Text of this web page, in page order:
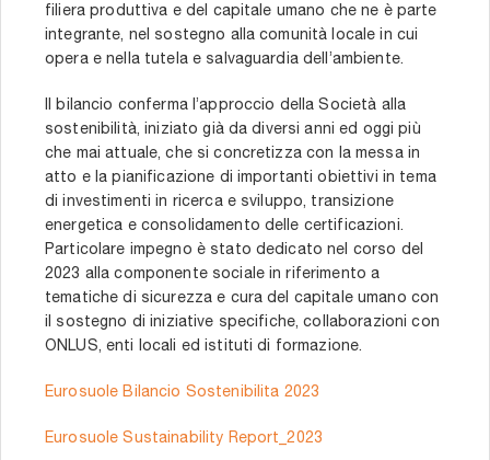
filiera produttiva e del capitale umano che ne è parte
integrante, nel sostegno alla comunità locale in cui
opera e nella tutela e salvaguardia dell’ambiente.
Il bilancio conferma l’approccio della Società alla
sostenibilità, iniziato già da diversi anni ed oggi più
che mai attuale, che si concretizza con la messa in
atto e la pianificazione di importanti obiettivi in tema
di investimenti in ricerca e sviluppo, transizione
energetica e consolidamento delle certificazioni.
Particolare impegno è stato dedicato nel corso del
2023 alla componente sociale in riferimento a
tematiche di sicurezza e cura del capitale umano con
il sostegno di iniziative specifiche, collaborazioni con
ONLUS, enti locali ed istituti di formazione.
Eurosuole Bilancio Sostenibilita 2023
Eurosuole Sustainability Report_2023